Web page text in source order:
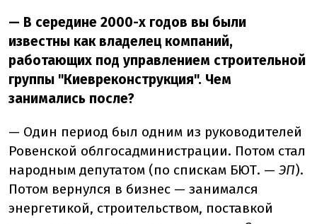
— В середине 2000-х годов вы были
известны как владелец компаний,
работающих под управлением строительной
группы "Киевреконструкция". Чем
занимались после?
— Один период был одним из руководителей
Ровенской облгосадминистрации. Потом стал
народным депутатом (по спискам БЮТ. — ЭП).
Потом вернулся в бизнес — занимался
энергетикой, строительством, поставкой